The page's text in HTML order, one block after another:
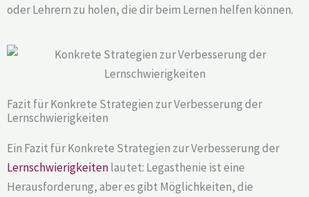
oder Lehrern zu holen, die dir beim Lernen helfen können.
Fazit für Konkrete Strategien zur Verbesserung der
Lernschwierigkeiten
Ein Fazit für Konkrete Strategien zur Verbesserung der
Lernschwierigkeitenlautet: Legasthenie ist eine
Herausforderung, aber es gibt Möglichkeiten, die